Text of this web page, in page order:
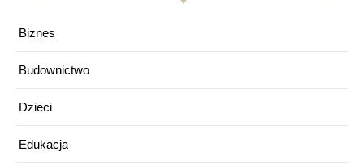
Biznes
Budownictwo
Dzieci
Edukacja